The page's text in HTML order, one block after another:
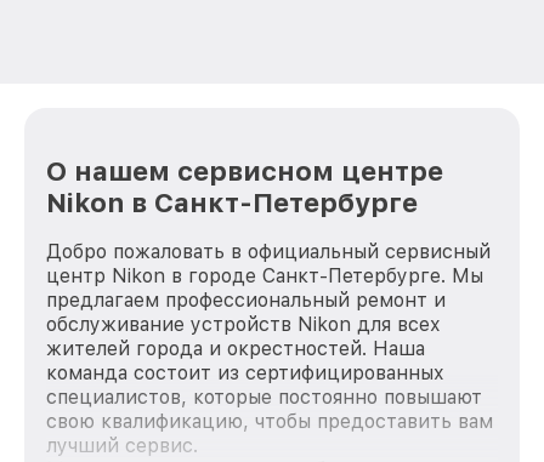
О нашем сервисном центре
Nikon в Санкт-Петербурге
Добро пожаловать в официальный сервисный
центр Nikon в городе Санкт-Петербурге. Мы
предлагаем профессиональный ремонт и
обслуживание устройств Nikon для всех
жителей города и окрестностей. Наша
команда состоит из сертифицированных
специалистов, которые постоянно повышают
свою квалификацию, чтобы предоставить вам
лучший сервис.